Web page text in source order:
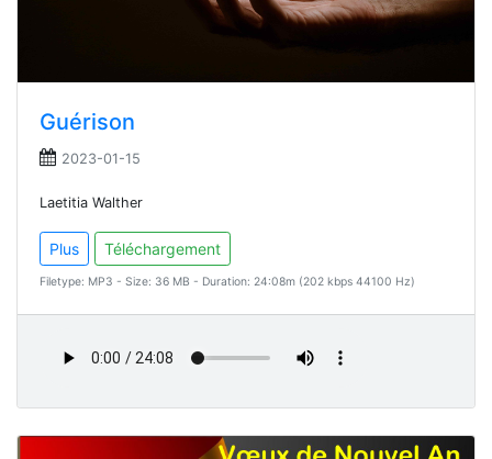
Guérison
2023-01-15
Laetitia Walther
Plus Téléchargement
Filetype: MP3 - Size: 36 MB - Duration: 24:08m (202 kbps 44100 Hz)